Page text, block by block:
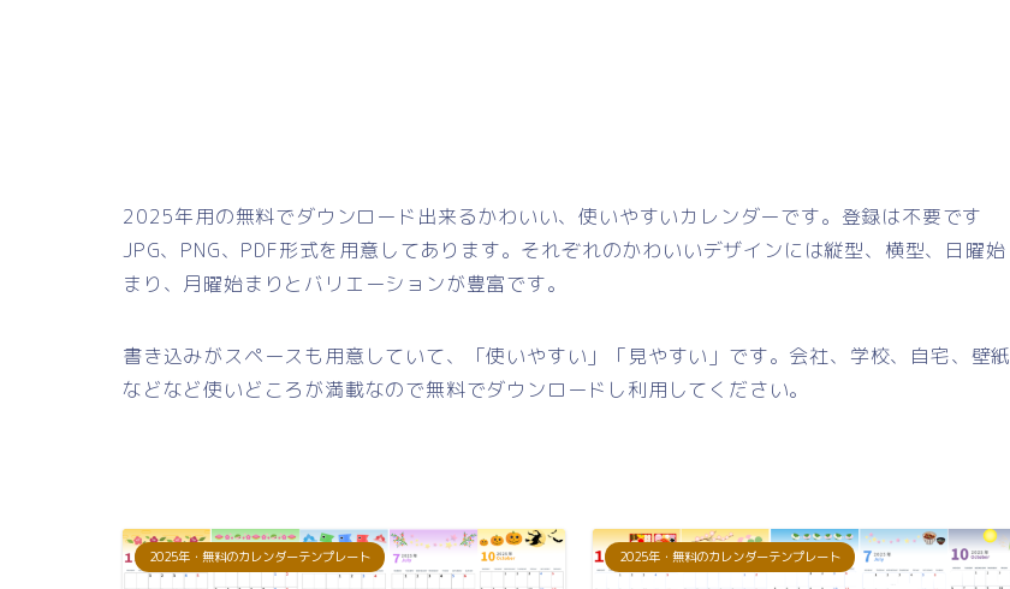
2025年用の無料でダウンロード出来るかわいい、使いやすいカレンダーです。登録は不要です
JPG、PNG、PDF形式を用意してあります。それぞれのかわいいデザインには縦型、横型、日曜始
まり、月曜始まりとバリエーションが豊富です。
書き込みがスペースも用意していて、「使いやすい」「見やすい」です。会社、学校、自宅、壁紙
などなど使いどころが満載なので無料でダウンロードし利用してください。
2025年・無料のカレンダーテンプレート 2025年・無料のカレンダーテンプレート